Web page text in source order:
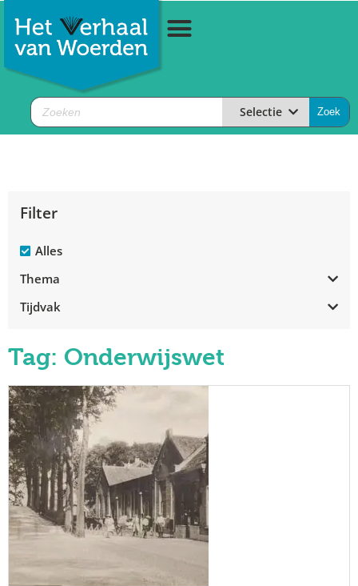
Selectie
Filter
Alles
Thema
Tijdvak
Tag: Onderwijswet